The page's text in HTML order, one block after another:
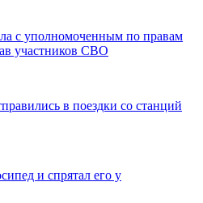
с уполномоченным по правам
участников СВО
в поездки со станций
и спрятал его у